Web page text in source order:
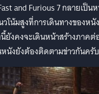
and Furious 7 กลายเป็น
โน้มสูงที่การเดินทางของหนัง
ยังคงจะเดินหน้าสร้างภาคต่
นังยังต้องติดตามข่าวกันครับ